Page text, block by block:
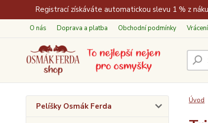
Registrací získáváte automatickou slevu 1 % z
O nás Doprava a platba Obchodní podmínky
Pelíšky Osmák Ferda
Úvod